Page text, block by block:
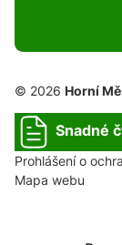
© 2026 Horní
Snadné
Prohlášení o
Mapa webu